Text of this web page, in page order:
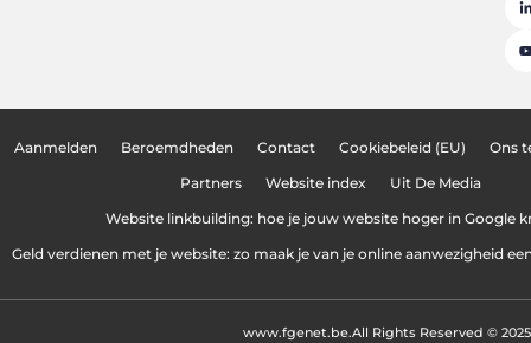
Aanmelden Beroemdheden Contact Cookiebeleid (EU) Ons
Partners Website index Uit De Media
Website linkbuilding: hoe je jouw website hoger in Google
Geld verdienen met je website: zo maak je van je online aanwezigheid
All Rights Reserved © 2025
www.fgenet.be.